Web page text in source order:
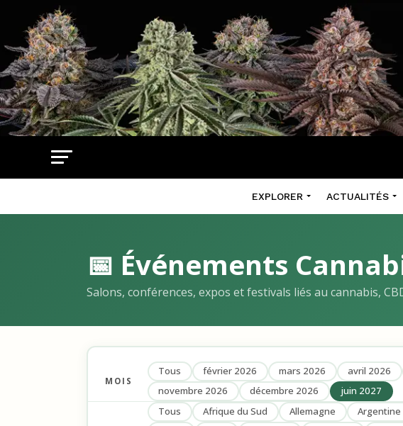
EXPLORER ACTUALITÉS
📅 Événements
Salons, conférences, expos et festivals liés au cannabis,
MOIS
Tous février 2026 mars 2026 avril 2026
novembre 2026
décembre 2026 juin 2027
Tous Afrique du Sud Allemagne Argentine